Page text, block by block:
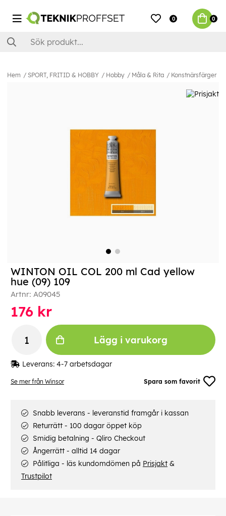
0 0
Hem SPORT, FRITID & HOBBY Hobby Måla & Rita Konstnärsfärger
Se mer från Winsor Spara som favorit
WINTON OIL COL 200 ml Cad yellow
hue (09) 109
Artnr: A09045
176 kr
Lägg i varukorg
Leverans: 4-7 arbetsdagar
Snabb leverans - leveranstid framgår i kassan
Returrätt - 100 dagar öppet köp
Smidig betalning - Qliro Checkout
Ångerrätt - alltid 14 dagar
Pålitliga - läs kundomdömen på Prisjakt &
Trustpilot